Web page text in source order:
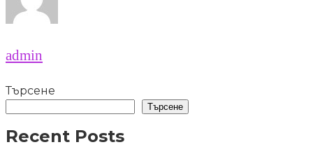
admin
Търсене
Търсене
Recent Posts